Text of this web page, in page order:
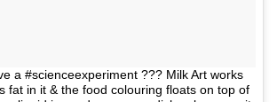
a #scienceexperiment ??? Milk Art works
fat in it & the food colouring floats on top of